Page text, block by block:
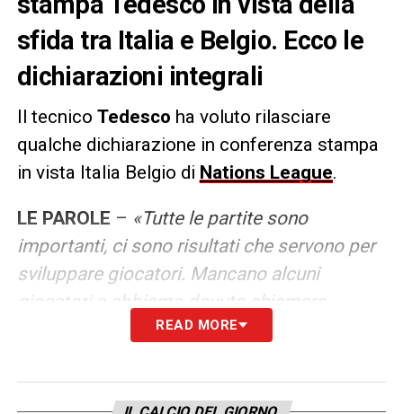
sfida tra Italia e Belgio. Ecco le
dichiarazioni integrali
Il tecnico Tedesco ha voluto rilasciare
qualche dichiarazione in conferenza stampa
in vista Italia Belgio di Nations League.
LE PAROLE – «Tutte le partite sono
importanti, ci sono risultati che servono per
sviluppare giocatori. Mancano alcuni
giocatori e abbiamo dovuto chiamare
giovani, è difficile però preparare una partita
ciò che abbiamo fatto in ritiro è finalizzato
READ MORE